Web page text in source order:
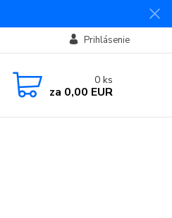
Prihlásenie
0 ks
za 0,00 EUR